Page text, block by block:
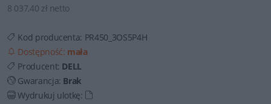
8 037,40 zł netto
Kod producenta: PR450_3OS5P4H
Dostępność: mała
Producent: DELL
Gwarancja: Brak
Wydrukuj ulotkę: